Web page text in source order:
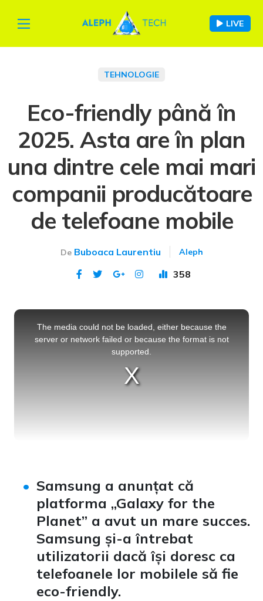
LIVE
TEHNOLOGIE
Eco-friendly până în
2025. Asta are în plan
una dintre cele mai mari
companii producătoare
de telefoane mobile
De Buboaca Laurentiu Aleph
358
This
The media could not be loaded, either because the
server or network failed or because the format is not
supported.
Samsung a anunțat că
platforma „Galaxy for the
Planet” a avut un mare succes.
Samsung și-a întrebat
utilizatorii dacă își doresc ca
telefoanele lor mobilele să fie
eco-friendly.